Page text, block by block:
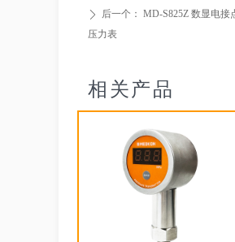
ꄲ 后一个： MD-S825Z 数显电接
压力表
相关产品